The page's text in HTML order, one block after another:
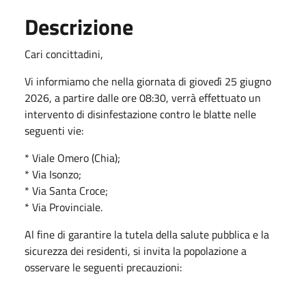
Descrizione
Cari concittadini,
Vi informiamo che nella giornata di giovedì 25 giugno
2026, a partire dalle ore 08:30, verrà effettuato un
intervento di disinfestazione contro le blatte nelle
seguenti vie:
* Viale Omero (Chia);
* Via Isonzo;
* Via Santa Croce;
* Via Provinciale.
Al fine di garantire la tutela della salute pubblica e la
sicurezza dei residenti, si invita la popolazione a
osservare le seguenti precauzioni: